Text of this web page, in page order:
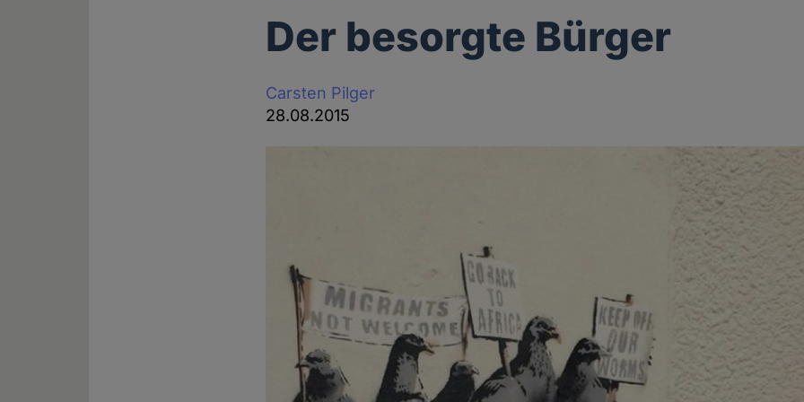
Der besorgte Bürger
Carsten Pilger
28.08.2015